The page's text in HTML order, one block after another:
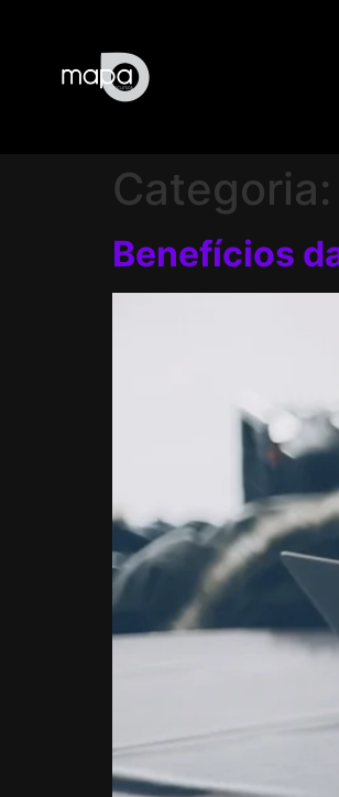
Categoria:
Benefícios